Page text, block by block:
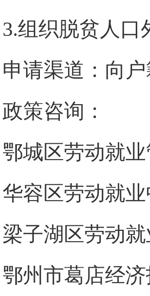
织脱贫人口
渠道：向户
咨询：
区劳动就业
区劳动就业
湖区劳动就
市葛店经济